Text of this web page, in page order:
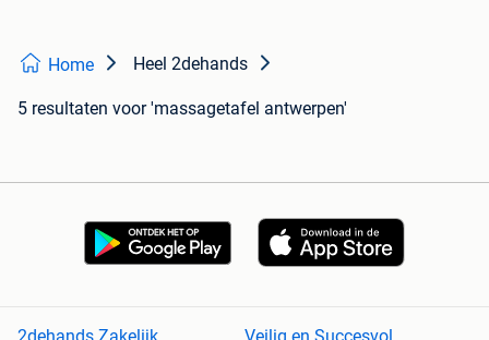
Home Heel 2dehands
5 resultaten voor 'massagetafel antwerpen'